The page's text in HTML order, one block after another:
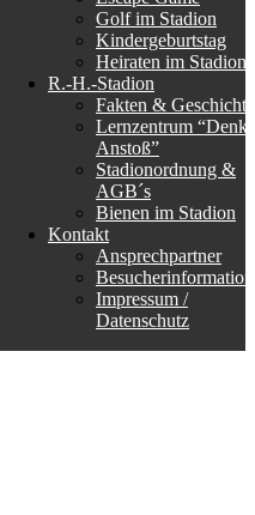
Golf im Stadion
Kindergeburtstag
Heiraten im Stadion
R.-H.-Stadion
Fakten & Geschichte
Lernzentrum “Denk-
Anstoß”
Stadionordnung &
AGB´s
Bienen im Stadion
Kontakt
Ansprechpartner
Impressum /
Datenschutz